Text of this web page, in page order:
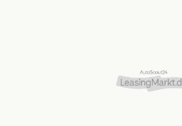
🔥 Ihre Vorteile auf einen Blick: